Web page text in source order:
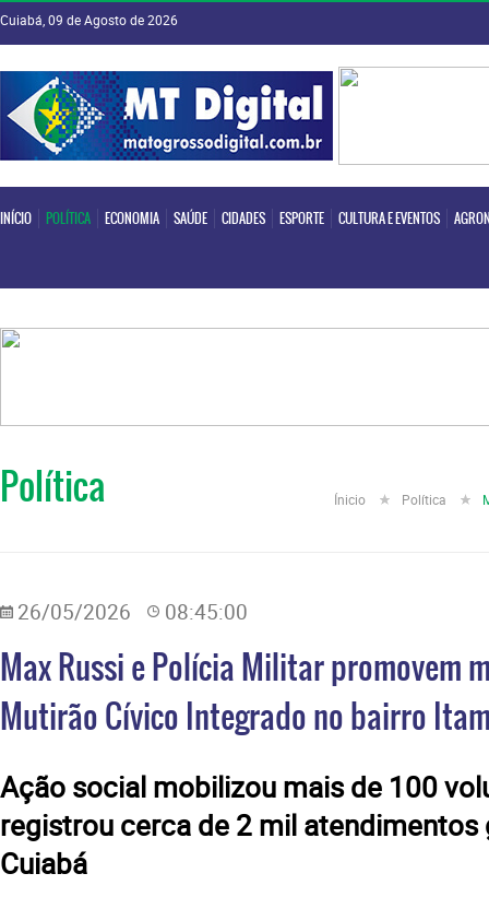
Cuiabá, 09 de Agosto de 2026
INÍCIO POLÍTICA ECONOMIA SAÚDE CIDADES ESPORTE CULTURA E EVENTOS
INÍCIO POLÍTICA ECONOMIA SAÚDE
Política Ínicio Política
26/05/2026 08:45:00
Max Russi e Polícia Militar promovem
Mutirão Cívico Integrado no bairro
Ação social mobilizou mais de 100
registrou cerca de 2 mil
Cuiabá